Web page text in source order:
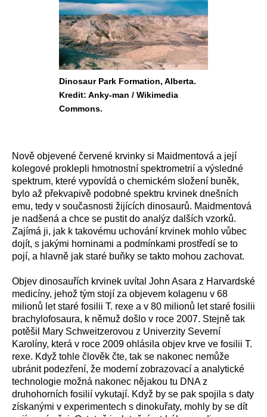
Dinosaur Park Formation, Alberta.
Kredit: Anky-man / Wikimedia
Commons.
Nově objevené červené krvinky si Maidmentová a její
kolegové proklepli hmotnostní spektrometrií a výsledné
spektrum, které vypovídá o chemickém složení buněk,
bylo až překvapivě podobné spektru krvinek dnešních
emu, tedy v současnosti žijících dinosaurů. Maidmentová
je nadšená a chce se pustit do analýz dalších vzorků.
Zajímá ji, jak k takovému uchování krvinek mohlo vůbec
dojít, s jakými horninami a podmínkami prostředí se to
pojí, a hlavně jak staré buňky se takto mohou zachovat.
Objev dinosauřích krvinek uvítal John Asara z Harvardské
medicíny, jehož tým stojí za objevem kolagenu v 68
milionů let staré fosilii T. rexe a v 80 milionů let staré fosilii
brachylofosaura, k němuž došlo v roce 2007. Stejně tak
potěšil Mary Schweitzerovou z Univerzity Severní
Karolíny, která v roce 2009 ohlásila objev krve ve fosilii T.
rexe. Když tohle člověk čte, tak se nakonec nemůže
ubránit podezření, že moderní zobrazovací a analytické
technologie možná nakonec nějakou tu DNA z
druhohorních fosilií vykutají. Když by se pak spojila s daty
získanými v experimentech s dinokuřaty, mohly by se dít